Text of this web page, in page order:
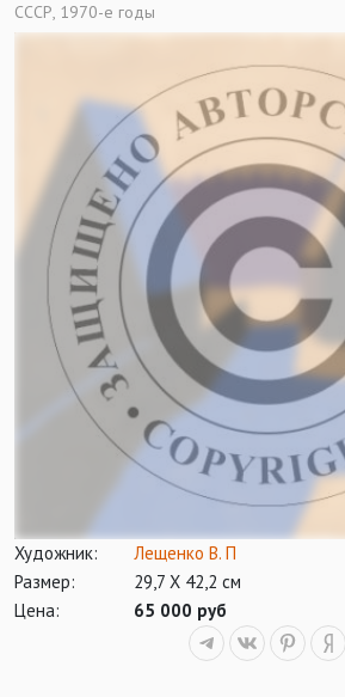
СССР, 1970-е годы
Художник:
Лещенко В. П
Размер:
29,7 Х 42,2 см
Цена:
65 000 руб